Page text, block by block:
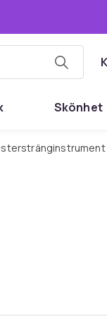
Skönhet